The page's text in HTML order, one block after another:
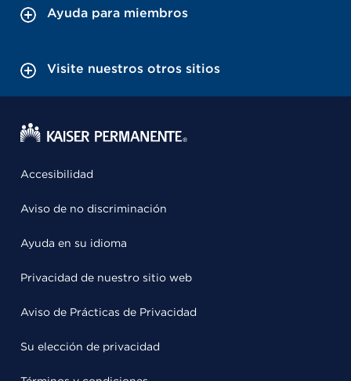
Ayuda para miembros
Visite nuestros otros sitios
Accesibilidad
Aviso de no discriminación
Ayuda en su idioma
Privacidad de nuestro sitio web
Aviso de Prácticas de Privacidad
Su elección de privacidad